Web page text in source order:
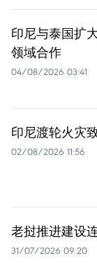
印尼与泰国扩
领域合作
04/08/2026 03:41
印尼渡轮火灾
02/08/2026 11:56
老挝推进建设
31/07/2026 09:20